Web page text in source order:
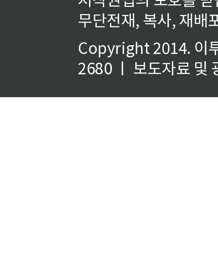
무단전재, 복사, 재배
Copyright 2014. 이
2680 ㅣ 보도자료